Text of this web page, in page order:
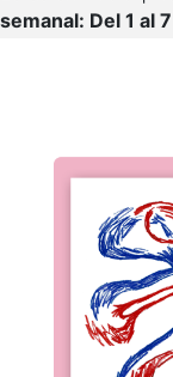
semanal: Del 1 al